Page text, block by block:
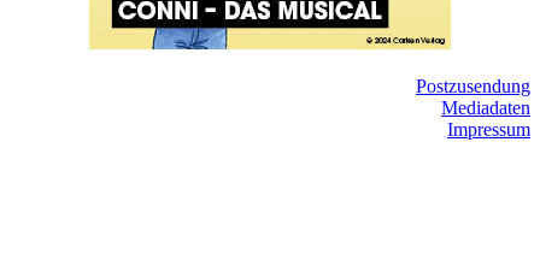
Postzusendung
Mediadaten
Impressum